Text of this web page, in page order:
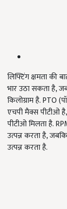
लिफ्टिंग क्षमता की
भार उठा सकता है,
किलोग्राम है. PTO
एचपी मैक्स पीटीओ
पीटीओ मिलता है.
उत्पन्न करता है,
उत्पन्न करता है.